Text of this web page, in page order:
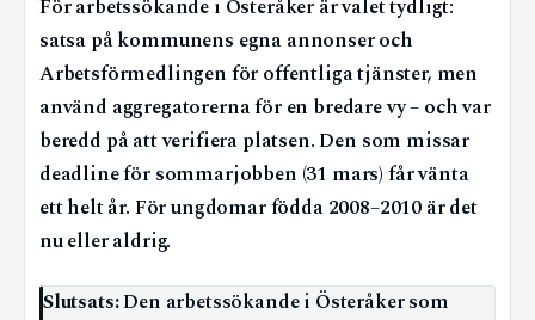
För arbetssökande i Österåker är valet tydligt:
satsa på kommunens egna annonser och
Arbetsförmedlingen för offentliga tjänster, men
använd aggregatorerna för en bredare vy – och var
beredd på att verifiera platsen. Den som missar
deadline för sommarjobben (31 mars) får vänta
ett helt år. För ungdomar födda 2008–2010 är det
nu eller aldrig.
Slutsats:Den arbetssökande i Österåker som